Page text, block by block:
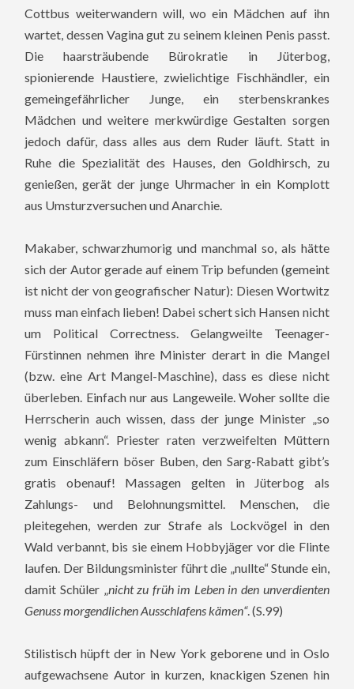
Cottbus weiterwandern will, wo ein Mädchen auf ihn
wartet, dessen Vagina gut zu seinem kleinen Penis passt.
Die haarsträubende Bürokratie in Jüterbog,
spionierende Haustiere, zwielichtige Fischhändler, ein
gemeingefährlicher Junge, ein sterbenskrankes
Mädchen und weitere merkwürdige Gestalten sorgen
jedoch dafür, dass alles aus dem Ruder läuft. Statt in
Ruhe die Spezialität des Hauses, den Goldhirsch, zu
genießen, gerät der junge Uhrmacher in ein Komplott
aus Umsturzversuchen und Anarchie.
Makaber, schwarzhumorig und manchmal so, als hätte
sich der Autor gerade auf einem Trip befunden (gemeint
ist nicht der von geografischer Natur): Diesen Wortwitz
muss man einfach lieben! Dabei schert sich Hansen nicht
um Political Correctness. Gelangweilte Teenager-
Fürstinnen nehmen ihre Minister derart in die Mangel
(bzw. eine Art Mangel-Maschine), dass es diese nicht
überleben. Einfach nur aus Langeweile. Woher sollte die
Herrscherin auch wissen, dass der junge Minister „so
wenig abkann“. Priester raten verzweifelten Müttern
zum Einschläfern böser Buben, den Sarg-Rabatt gibt’s
gratis obenauf! Massagen gelten in Jüterbog als
Zahlungs- und Belohnungsmittel. Menschen, die
pleitegehen, werden zur Strafe als Lockvögel in den
Wald verbannt, bis sie einem Hobbyjäger vor die Flinte
laufen. Der Bildungsminister führt die „nullte“ Stunde ein,
damit Schüler „nicht zu früh im Leben in den unverdienten
Genuss morgendlichen Ausschlafens kämen“. (S.99)
Stilistisch hüpft der in New York geborene und in Oslo
aufgewachsene Autor in kurzen, knackigen Szenen hin